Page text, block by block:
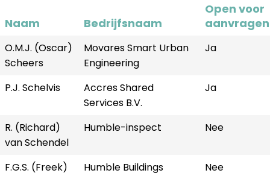
Naam Bedrijfsnaam
Open voor
aanvragen
O.M.J. (Oscar)
Scheers
Movares Smart Urban
Engineering
Ja
P.J. Schelvis
Accres Shared
Services B.V.
Ja
R. (Richard)
van Schendel
Humble-inspect Nee
F.G.S. (Freek)
Humble Buildings Nee